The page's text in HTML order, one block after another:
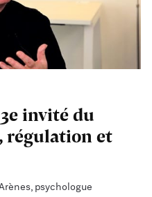
invité du
régulation et
psychologue